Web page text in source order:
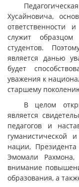
Хусайновича,
ответственности
служит
студентов.
является данью
будет
уважения к
старшему
В целом
является
педагогов и
гуманистической
нации,
Эмомали Рахмона,
внимание
образования, а